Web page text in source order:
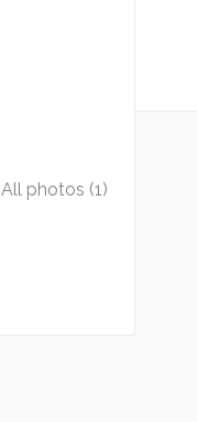
All photos (1)